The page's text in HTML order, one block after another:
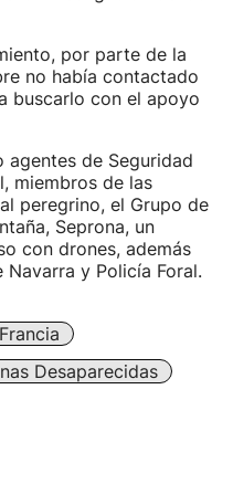
por parte de la
no había contactado
buscarlo con el apoyo
de Seguridad
miembros de las
peregrino, el Grupo de
Seprona, un
con drones, además
y Policía Foral.
Francia
Desaparecidas